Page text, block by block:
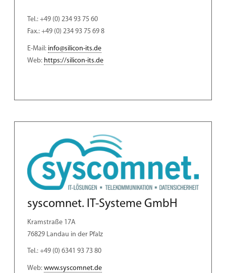
Tel.: +49 (0) 234 93 75 60
Fax.: +49 (0) 234 93 75 69 8
E-Mail: info@silicon-its.de
Web: https://silicon-its.de
syscomnet. IT-Systeme GmbH
Kramstraße 17A
76829 Landau in der Pfalz
Tel.: +49 (0) 6341 93 73 80
Web:www.syscomnet.de